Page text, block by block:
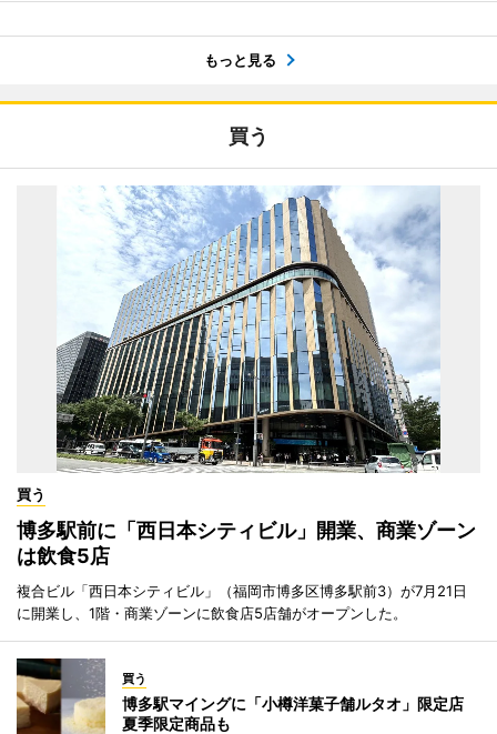
もっと見る
買う
買う
博多駅前に「西日本シティビル」開業、商業ゾーン
は飲食5店
複合ビル「西日本シティビル」（福岡市博多区博多駅前3）が7月21日
に開業し、1階・商業ゾーンに飲食店5店舗がオープンした。
買う
博多駅マイングに「小樽洋菓子舗ルタオ」限定店
夏季限定商品も